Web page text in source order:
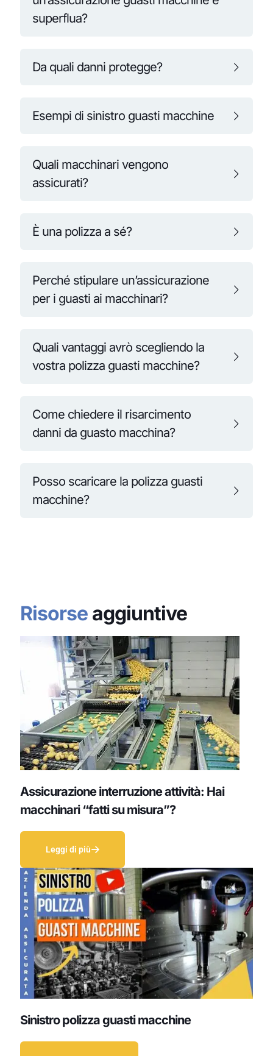
superflua?
Da quali danni protegge?
Esempi di sinistro guasti macchine
Quali macchinari vengono
assicurati?
È una polizza a sé?
Perché stipulare un’assicurazione
per i guasti ai macchinari?
Quali vantaggi avrò scegliendo la
vostra polizza guasti macchine?
Come chiedere il risarcimento
danni da guasto macchina?
Posso scaricare la polizza guasti
macchine?
Risorse aggiuntive
Assicurazione interruzione attività: Hai
macchinari “fatti su misura”?
Leggi di più
Sinistro polizza guasti macchine